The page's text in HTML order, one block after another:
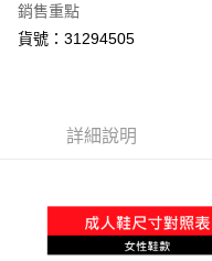
銷售重點
貨號：31294505
詳細說明